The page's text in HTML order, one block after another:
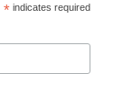
*indicates required